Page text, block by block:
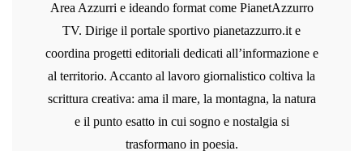
Area Azzurri e ideando format come PianetAzzurro
TV. Dirige il portale sportivo pianetazzurro.it e
coordina progetti editoriali dedicati all’informazione e
al territorio. Accanto al lavoro giornalistico coltiva la
scrittura creativa: ama il mare, la montagna, la natura
e il punto esatto in cui sogno e nostalgia si
trasformano in poesia.